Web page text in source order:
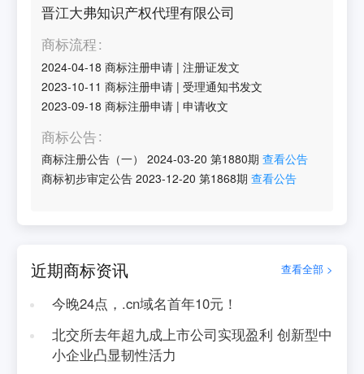
晋江大弗知识产权代理有限公司
商标流程
2024-04-18 商标注册申请 |注册证发文
2023-10-11 商标注册申请 |受理通知书发文
2023-09-18 商标注册申请 |申请收文
商标公告
商标注册公告（一） 2024-03-20 第1880期 查看公告
商标初步审定公告 2023-12-20 第1868期 查看公告
近期商标资讯 查看全部 >
今晚24点，.cn域名首年10元！
北交所去年超九成上市公司实现盈利 创新型中
小企业凸显韧性活力